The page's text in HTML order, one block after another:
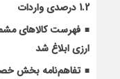
1.2 درصدی واردات
فهرست کالاهای
ارزی ابلاغ شد
تفاهم‌نامه بخش